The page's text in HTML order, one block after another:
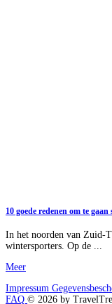
10 goede redenen om te
In het noorden van Zuid-
wintersporters. Op de ...
Meer
Impressum
FAQ © 2026 by